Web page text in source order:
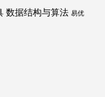
数据结构与算法 易优